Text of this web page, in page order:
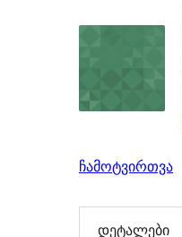
ჩამოტვირთვა
დეტალები